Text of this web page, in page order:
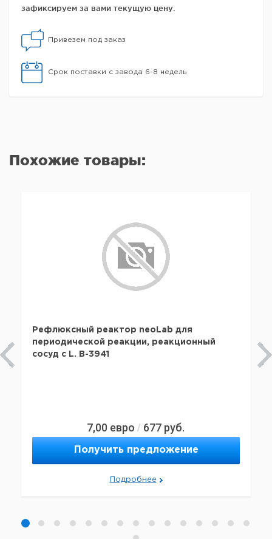
зафиксируем за вами текущую цену.
Привезем под заказ
Срок поставки с завода 6-8 недель
Похожие товары:
Рефлюксный реактор neoLab для
периодической реакции, реакционный
сосуд с L. B-3941
7,00 евро / 677 руб.
Получить предложение
Подробнее